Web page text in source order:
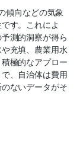
傾向などの気象
す。これによ
測的洞察が得ら
充填、農業用水
極的なアプロー
、自治体は費用
ないデータがそ